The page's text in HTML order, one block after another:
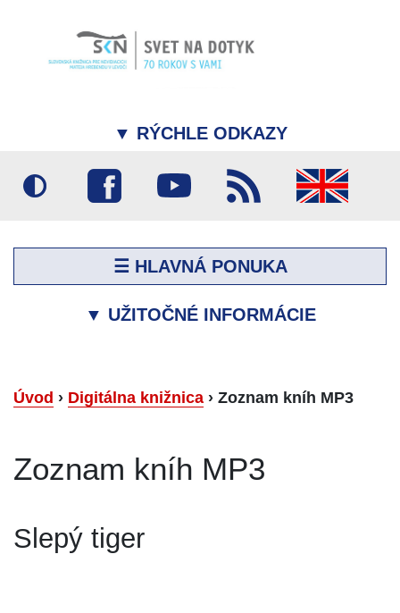
▼ RÝCHLE ODKAZY
☰ HLAVNÁ PONUKA
▼ UŽITOČNÉ INFORMÁCIE
Úvod › Digitálna knižnica › Zoznam kníh MP3
Zoznam kníh MP3
Slepý tiger